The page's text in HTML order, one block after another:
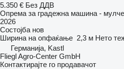
5.350 € Без ДДВ
Опрема за градежна машина -
2026
Состојба нов
Ширина на опфаќање 2,3 м Нето
Германија, Kastl
Fliegl Agro-Center GmbH
Контактирајте го продавачот